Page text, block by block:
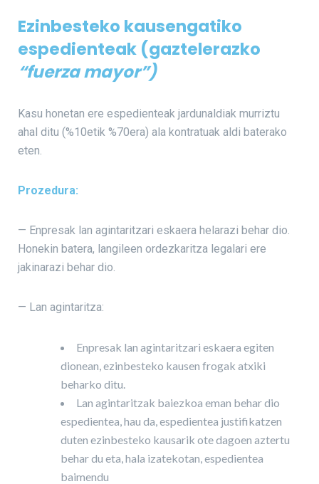
Ezinbesteko kausengatiko
espedienteak (gaztelerazko
“fuerza mayor”)
Kasu honetan ere espedienteak jardunaldiak murriztu
ahal ditu (%10etik %70era) ala kontratuak aldi baterako
eten.
Prozedura:
— Enpresak lan agintaritzari eskaera helarazi behar dio.
Honekin batera, langileen ordezkaritza legalari ere
jakinarazi behar dio.
— Lan agintaritza:
Enpresak lan agintaritzari eskaera egiten
dionean, ezinbesteko kausen frogak atxiki
beharko ditu.
Lan agintaritzak baiezkoa eman behar dio
espedientea, hau da, espedientea justifikatzen
duten ezinbesteko kausarik ote dagoen aztertu
behar du eta, hala izatekotan, espedientea
baimendu